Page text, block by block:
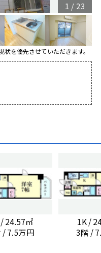
1 / 23
を優先させていただきます。
24.57㎡
/ 7.5万円
1K /
3階 /